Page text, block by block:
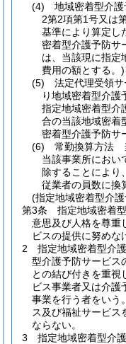
(4)
地域密着型介
2第2項第1号又は
基準により算定し
密着型介護予防サ
は、当該現に指定
費用の額とする。)
(5)
法定代理受領
り地域密着型介
指定地域密着型介
合の当該地域密着
密着型介護予防サ
(6)
常勤換算方法
当該事業所におい
除することにより
従業者の員数に換
(指定地域密着型介
第3条
指定地域密着
意思及び人格を尊重
ビスの提供に努めな
2
指定地域密着型介
型介護予防サービス
との結び付きを重視
ビス事業者又は介護
事業を行う者をいう
ス及び福祉サービス
ならない。
3
指定地域密着型介